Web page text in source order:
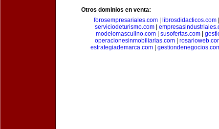
Otros dominios en venta:
forosempresariales.com
librosdidacticos.com
serviciodeturismo.com
modelomasculino.com
susofertas.com
operacionesinmobiliarias.com
estrategiademarca.com|